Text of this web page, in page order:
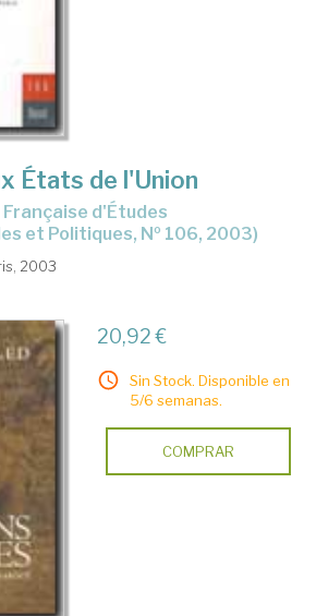
États de l'Union
et Politiques, Nº 106, 2003)
2003
20,92 €
Sin Stock. Disponible en
5/6 semanas.
COMPRAR